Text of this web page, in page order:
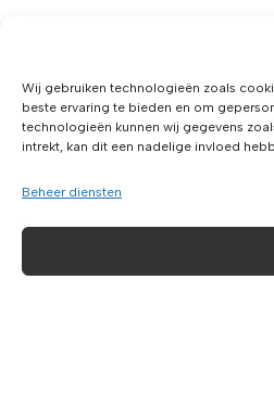
Wij gebruiken technologieën zoals
beste ervaring te bieden en om
technologieën kunnen wij gegevens
intrekt, kan dit een nadelige invloed
Beheer diensten